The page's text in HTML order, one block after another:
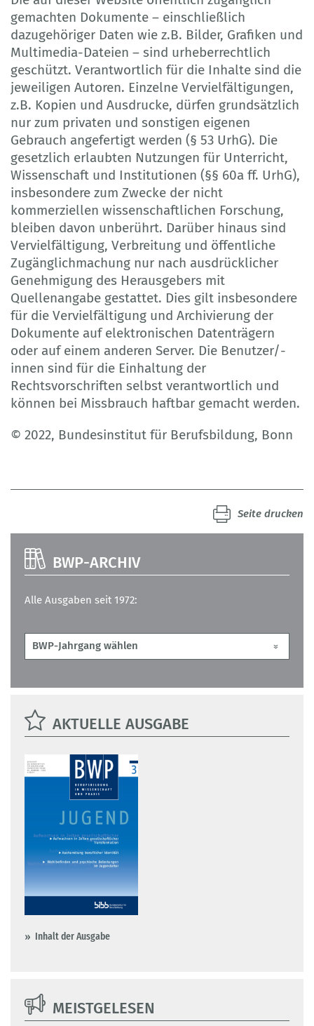
gemachten Dokumente – einschließlich
dazugehöriger Daten wie z.B. Bilder, Grafiken und
Multimedia-Dateien – sind urheberrechtlich
geschützt. Verantwortlich für die Inhalte sind die
jeweiligen Autoren. Einzelne Vervielfältigungen,
z.B. Kopien und Ausdrucke, dürfen grundsätzlich
nur zum privaten und sonstigen eigenen
Gebrauch angefertigt werden (§ 53 UrhG). Die
gesetzlich erlaubten Nutzungen für Unterricht,
Wissenschaft und Institutionen (§§ 60a ff. UrhG),
insbesondere zum Zwecke der nicht
kommerziellen wissenschaftlichen Forschung,
bleiben davon unberührt. Darüber hinaus sind
Vervielfältigung, Verbreitung und öffentliche
Zugänglichmachung nur nach ausdrücklicher
Genehmigung des Herausgebers mit
Quellenangabe gestattet. Dies gilt insbesondere
für die Vervielfältigung und Archivierung der
Dokumente auf elektronischen Datenträgern
oder auf einem anderen Server. Die Benutzer/-
innen sind für die Einhaltung der
Rechtsvorschriften selbst verantwortlich und
können bei Missbrauch haftbar gemacht werden.
© 2022, Bundesinstitut für Berufsbildung, Bonn
Seite drucken
BWP-ARCHIV
Alle Ausgaben seit 1972:
AKTUELLE AUSGABE
Inhalt der Ausgabe
MEISTGELESEN